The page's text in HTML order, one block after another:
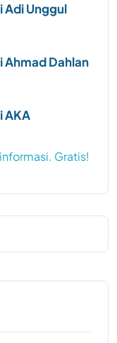
Adi Unggul
Ahmad Dahlan
AKA
Gratis!